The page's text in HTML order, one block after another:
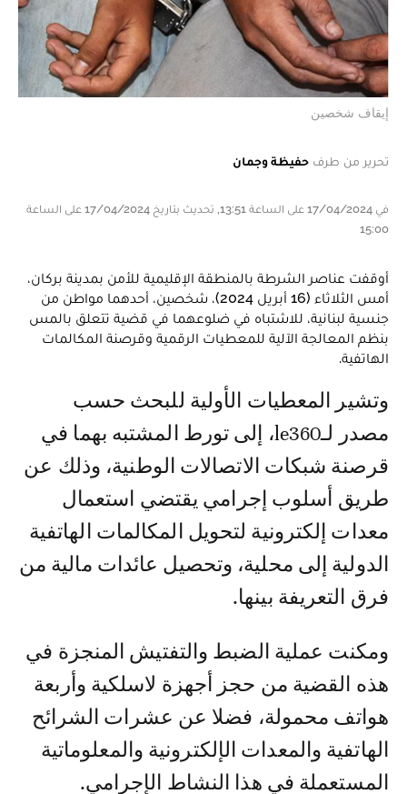
إيقاف شخصين
تحرير من طرف حفيظة وجمان
في 17/04/2024 على الساعة 13:51, تحديث بتاريخ 17/04/2024 على الساعة
15:00
أوقفت عناصر الشرطة بالمنطقة الإقليمية للأمن بمدينة بركان،
أمس الثلاثاء (16 أبريل 2024)، شخصين، أحدهما مواطن من
جنسية لبنانية، للاشتباه في ضلوعهما في قضية تتعلق بالمس
بنظم المعالجة الآلية للمعطيات الرقمية وقرصنة المكالمات
الهاتفية.
وتشير المعطيات الأولية للبحث حسب
مصدر لـle360، إلى تورط المشتبه بهما في
قرصنة شبكات الاتصالات الوطنية، وذلك عن
طريق أسلوب إجرامي يقتضي استعمال
معدات إلكترونية لتحويل المكالمات الهاتفية
الدولية إلى محلية، وتحصيل عائدات مالية من
فرق التعريفة بينها.
ومكنت عملية الضبط والتفتيش المنجزة في
هذه القضية من حجز أجهزة لاسلكية وأربعة
هواتف محمولة، فضلا عن عشرات الشرائح
الهاتفية والمعدات الإلكترونية والمعلوماتية
المستعملة في هذا النشاط الإجرامي.